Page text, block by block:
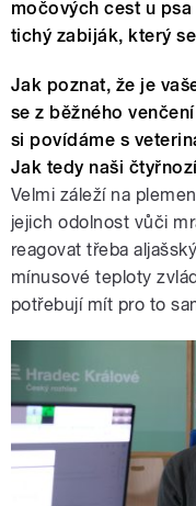
močových cest u
tichý zabiják, který
Jak poznat, že je
se z běžného
si povídáme s
Jak tedy naši
Velmi záleží na
jejich odolnost vůči
reagovat třeba
mínusové teploty
potřebují mít pro to